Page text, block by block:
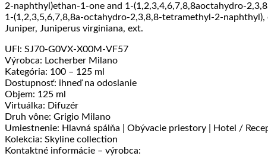
2-naphthyl)ethan-1-one and 1-(1,2,3,4,6,7,8,8aoctahydro-
1-(1,2,3,5,6,7,8,8a-octahydro-2,3,8,8-tetramethyl-2-naphthyl),
Juniper, Juniperus virginiana, ext.
UFI: SJ70-G0VX-X00M-VF57
Výrobca: Locherber Milano
Kategória: 100 – 125 ml
Dostupnosť: ihneď na odoslanie
Objem: 125 ml
Virtuálka: Difuzér
Druh vône: Grigio Milano
Umiestnenie: Hlavná spálňa | Obývacie priestory | Hotel /
Kolekcia: Skyline collection
Kontaktné informácie – výrobca: